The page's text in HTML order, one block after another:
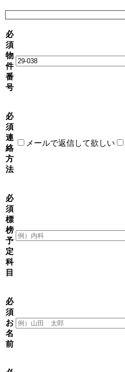
必
須
物
件
番
号
必
須
連
絡
方
法
メールで返信して欲しい
必
須
標
榜
予
定
科
目
必
須
お
名
前